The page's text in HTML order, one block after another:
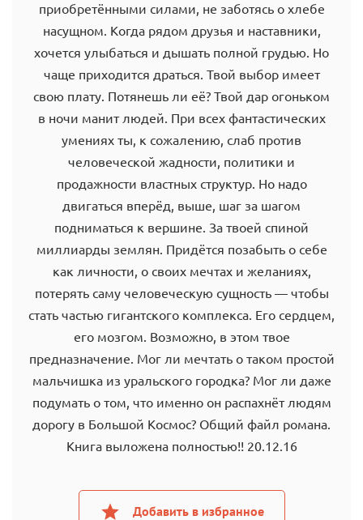
приобретёнными силами, не заботясь о хлебе
насущном. Когда рядом друзья и наставники,
хочется улыбаться и дышать полной грудью. Но
чаще приходится драться. Твой выбор имеет
свою плату. Потянешь ли её? Твой дар огоньком
в ночи манит людей. При всех фантастических
умениях ты, к сожалению, слаб против
человеческой жадности, политики и
продажности властных структур. Но надо
двигаться вперёд, выше, шаг за шагом
подниматься к вершине. За твоей спиной
миллиарды землян. Придётся позабыть о себе
как личности, о своих мечтах и желаниях,
потерять саму человеческую сущность — чтобы
стать частью гигантского комплекса. Его сердцем,
его мозгом. Возможно, в этом твое
предназначение. Мог ли мечтать о таком простой
мальчишка из уральского городка? Мог ли даже
подумать о том, что именно он распахнёт людям
дорогу в Большой Космос? Общий файл романа.
Книга выложена полностью!! 20.12.16
Добавить в избранное